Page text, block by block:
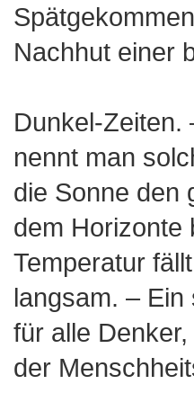
Nachhut einer
Dunkel-Zeiten.
nennt man
die Sonne den
dem Horizonte
Temperatur
langsam. –
für alle
der